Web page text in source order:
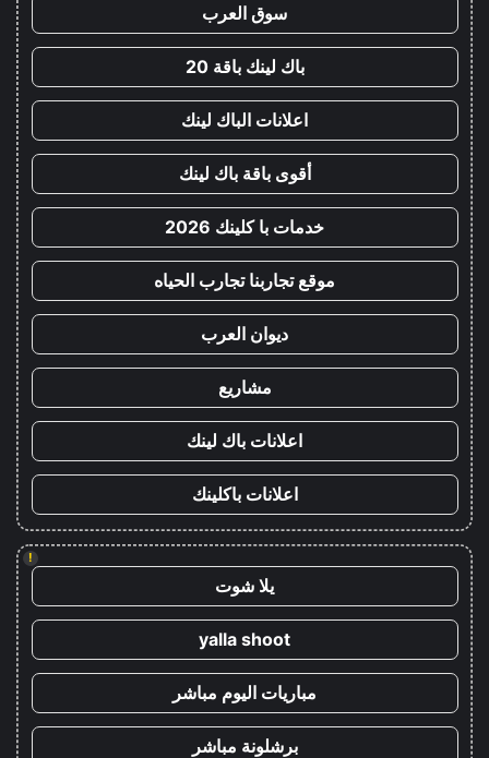
سوق العرب
باك لينك باقة 20
اعلانات الباك لينك
أقوى باقة باك لينك
خدمات با كلينك 2026
موقع تجاربنا تجارب الحياه
ديوان العرب
مشاريع
اعلانات باك لينك
اعلانات باكلينك
!
يلا شوت
yalla shoot
مباريات اليوم مباشر
برشلونة مباشر